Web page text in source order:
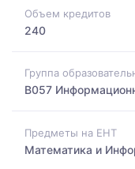
Объем кредитов
240
Группа
B057
Предметы на ЕНТ
Математика и